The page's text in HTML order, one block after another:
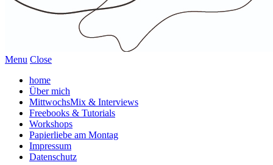
Menu Close
home
Über mich
MittwochsMix & Interviews
Freebooks & Tutorials
Workshops
Papierliebe am Montag
Impressum
Datenschutz